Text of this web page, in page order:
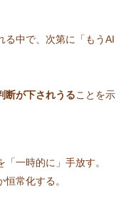
る中で、次第に「もうAI
断が下されうることを示
一時的に」手放す。
常化する。